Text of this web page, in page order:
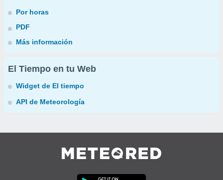
Por horas
PDF
Más información
El Tiempo en tu Web
Widget de El tiempo
API de Meteorología